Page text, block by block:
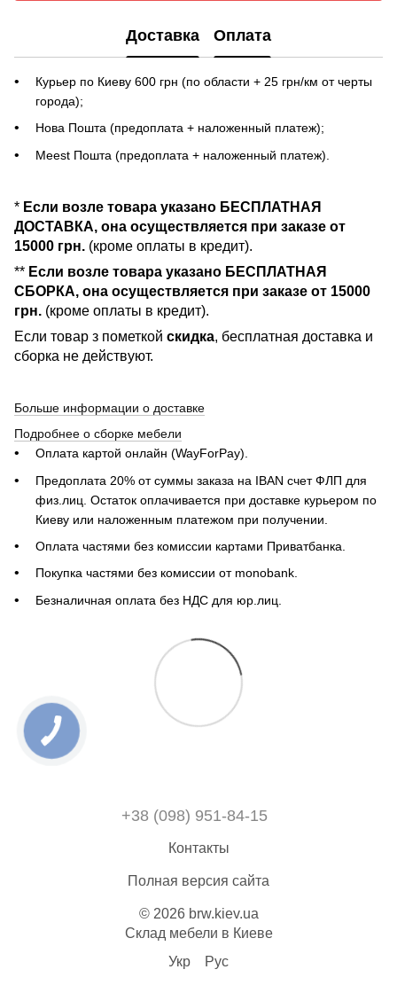
Доставка Оплата
Курьер по Киеву 600 грн (по области + 25 грн/км от черты
города);
Нова Пошта (предоплата + наложенный платеж);
Meest Пошта (предоплата + наложенный платеж).
* Если возле товара указано БЕСПЛАТНАЯ
ДОСТАВКА, она осуществляется при заказе от
15000 грн. (кроме оплаты в кредит).
** Если возле товара указано БЕСПЛАТНАЯ
СБОРКА, она осуществляется при заказе от 15000
грн. (кроме оплаты в кредит).
Если товар з пометкой скидка, бесплатная доставка и
сборка не действуют.
Больше информации о доставке
Подробнее о сборке мебели
Оплата картой онлайн (WayForPay).
Предоплата 20% от суммы заказа на IBAN счет ФЛП для
физ.лиц. Остаток оплачивается при доставке курьером по
Киеву или наложенным платежом при получении.
Оплата частями без комиссии картами Приватбанка.
Покупка частями без комиссии от monobank.
Безналичная оплата без НДС для юр.лиц.
+38 (098) 951-84-15
Контакты
Полная версия сайта
© 2026 brw.kiev.ua
Склад мебели в Киеве
Укр
Рус